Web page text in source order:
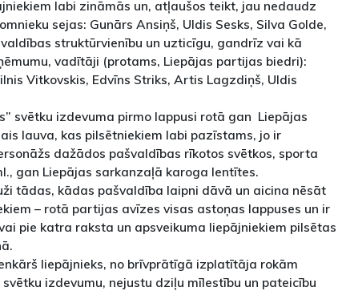
labi zināmās un, atļaušos teikt, jau nedaudz
sejas: Gunārs Ansiņš, Uldis Sesks, Silva Golde,
struktūrvienību un uzticīgu, gandrīz vai kā
vadītāji (protams, Liepājas partijas biedri):
Vitkovskis, Edvīns Striks, Artis Lagzdiņš, Uldis
svētku izdevuma pirmo lappusi rotā gan Liepājas
lauva, kas pilsētniekiem labi pazīstams, jo ir
dažādos pašvaldības rīkotos svētkos, sporta
gan Liepājas sarkanzaļā karoga lentītes.
tādas, kādas pašvaldība laipni dāvā un aicina nēsāt
– rotā partijas avīzes visas astoņas lappuses un ir
pie katra raksta un apsveikuma liepājniekiem pilsētas
liepājnieks, no brīvprātīgā izplatītāja rokām
izdevumu, nejustu dziļu mīlestību un pateicību